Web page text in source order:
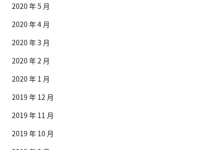
2020 年 5 月
2020 年 4 月
2020 年 3 月
2020 年 2 月
2020 年 1 月
2019 年 12 月
2019 年 11 月
2019 年 10 月